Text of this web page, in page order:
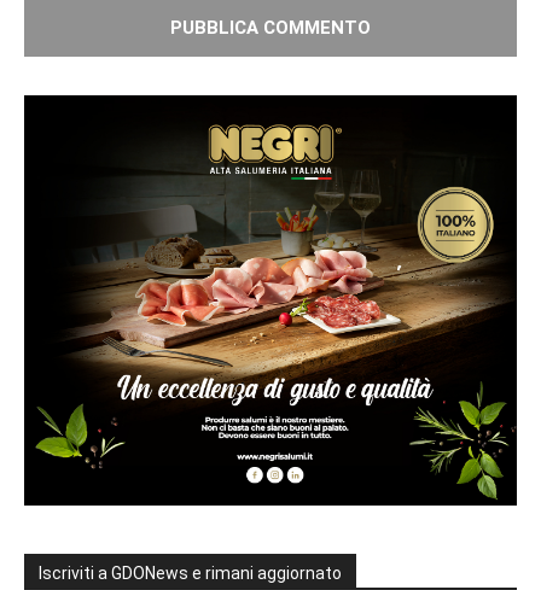
Iscriviti a GDONews e rimani aggiornato